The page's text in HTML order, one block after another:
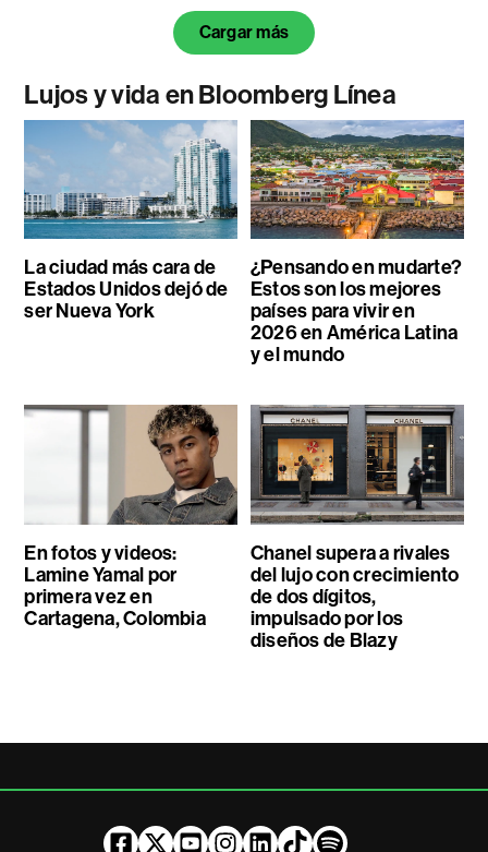
Cargar más
Lujos y vida en Bloomberg Línea
La ciudad más cara de
Estados Unidos dejó de
ser Nueva York
¿Pensando en mudarte?
Estos son los mejores
países para vivir en
2026 en América Latina
y el mundo
En fotos y videos:
Lamine Yamal por
primera vez en
Cartagena, Colombia
Chanel supera a rivales
del lujo con crecimiento
de dos dígitos,
impulsado por los
diseños de Blazy